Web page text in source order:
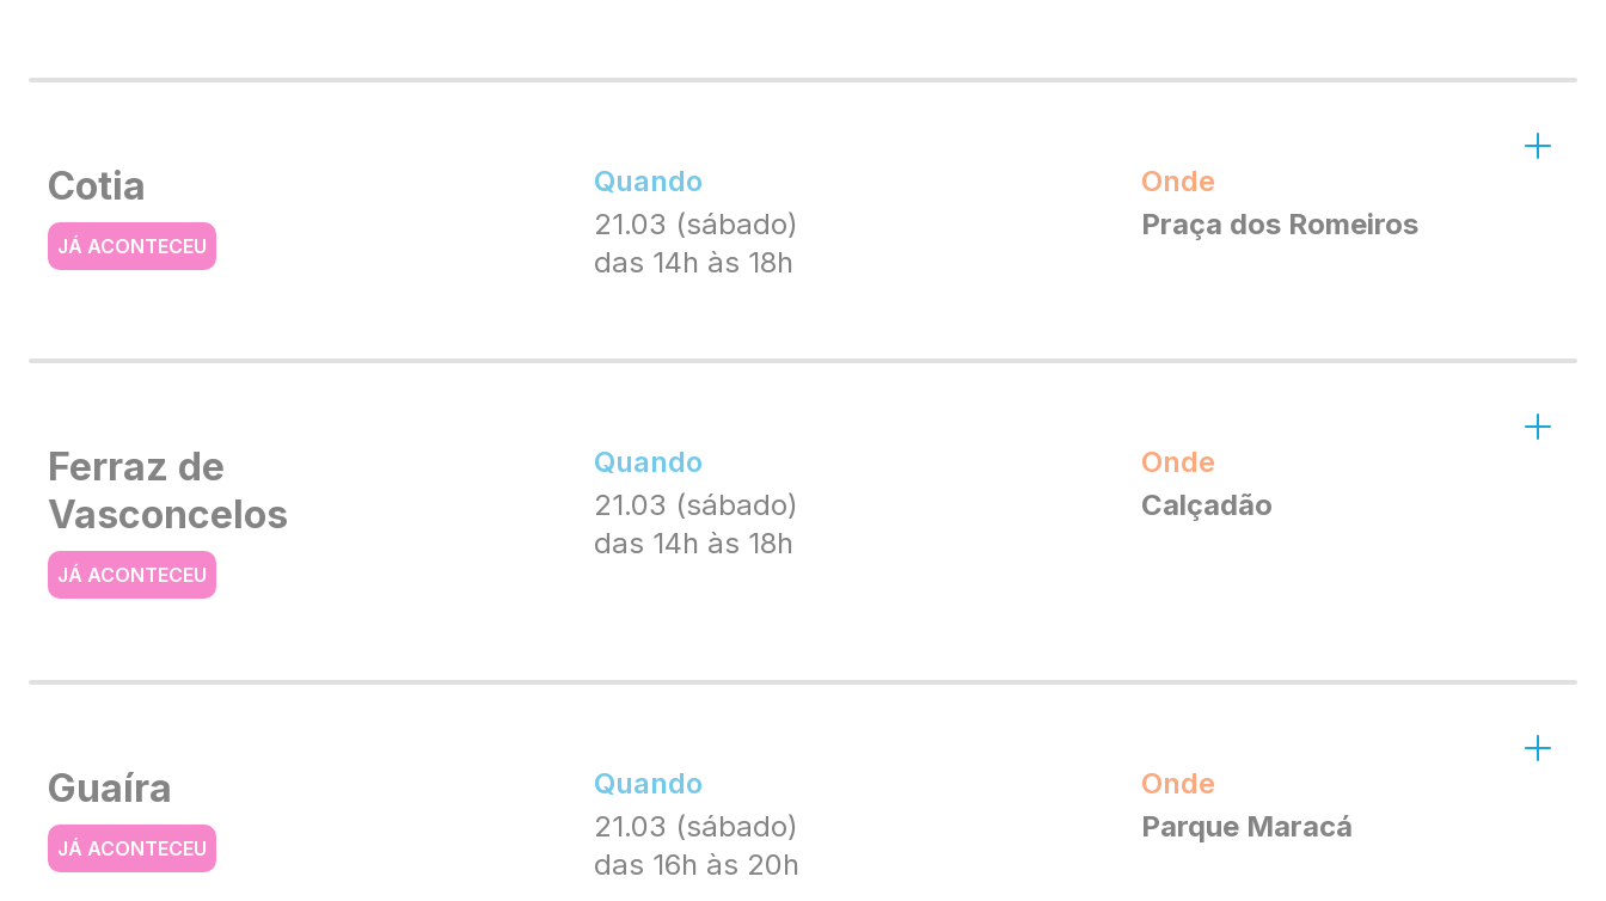
Cotia
JÁ ACONTECEU
Quando
21.03 (sábado)
das 14h às 18h
Onde
Praça dos Romeiros
Ferraz de
Vasconcelos
JÁ ACONTECEU
Quando
21.03 (sábado)
das 14h às 18h
Onde
Calçadão
Guaíra
JÁ ACONTECEU
Quando
21.03 (sábado)
das 16h às 20h
Onde
Parque Maracá